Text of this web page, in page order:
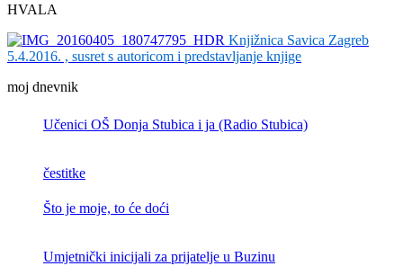
HVALA
Knjižnica Savica Zagreb
5.4.2016. , susret s autoricom i predstavljanje knjige
moj dnevnik
Učenici OŠ Donja Stubica i ja (Radio Stubica)
čestitke
Što je moje, to će doći
Umjetnički inicijali za prijatelje u Buzinu